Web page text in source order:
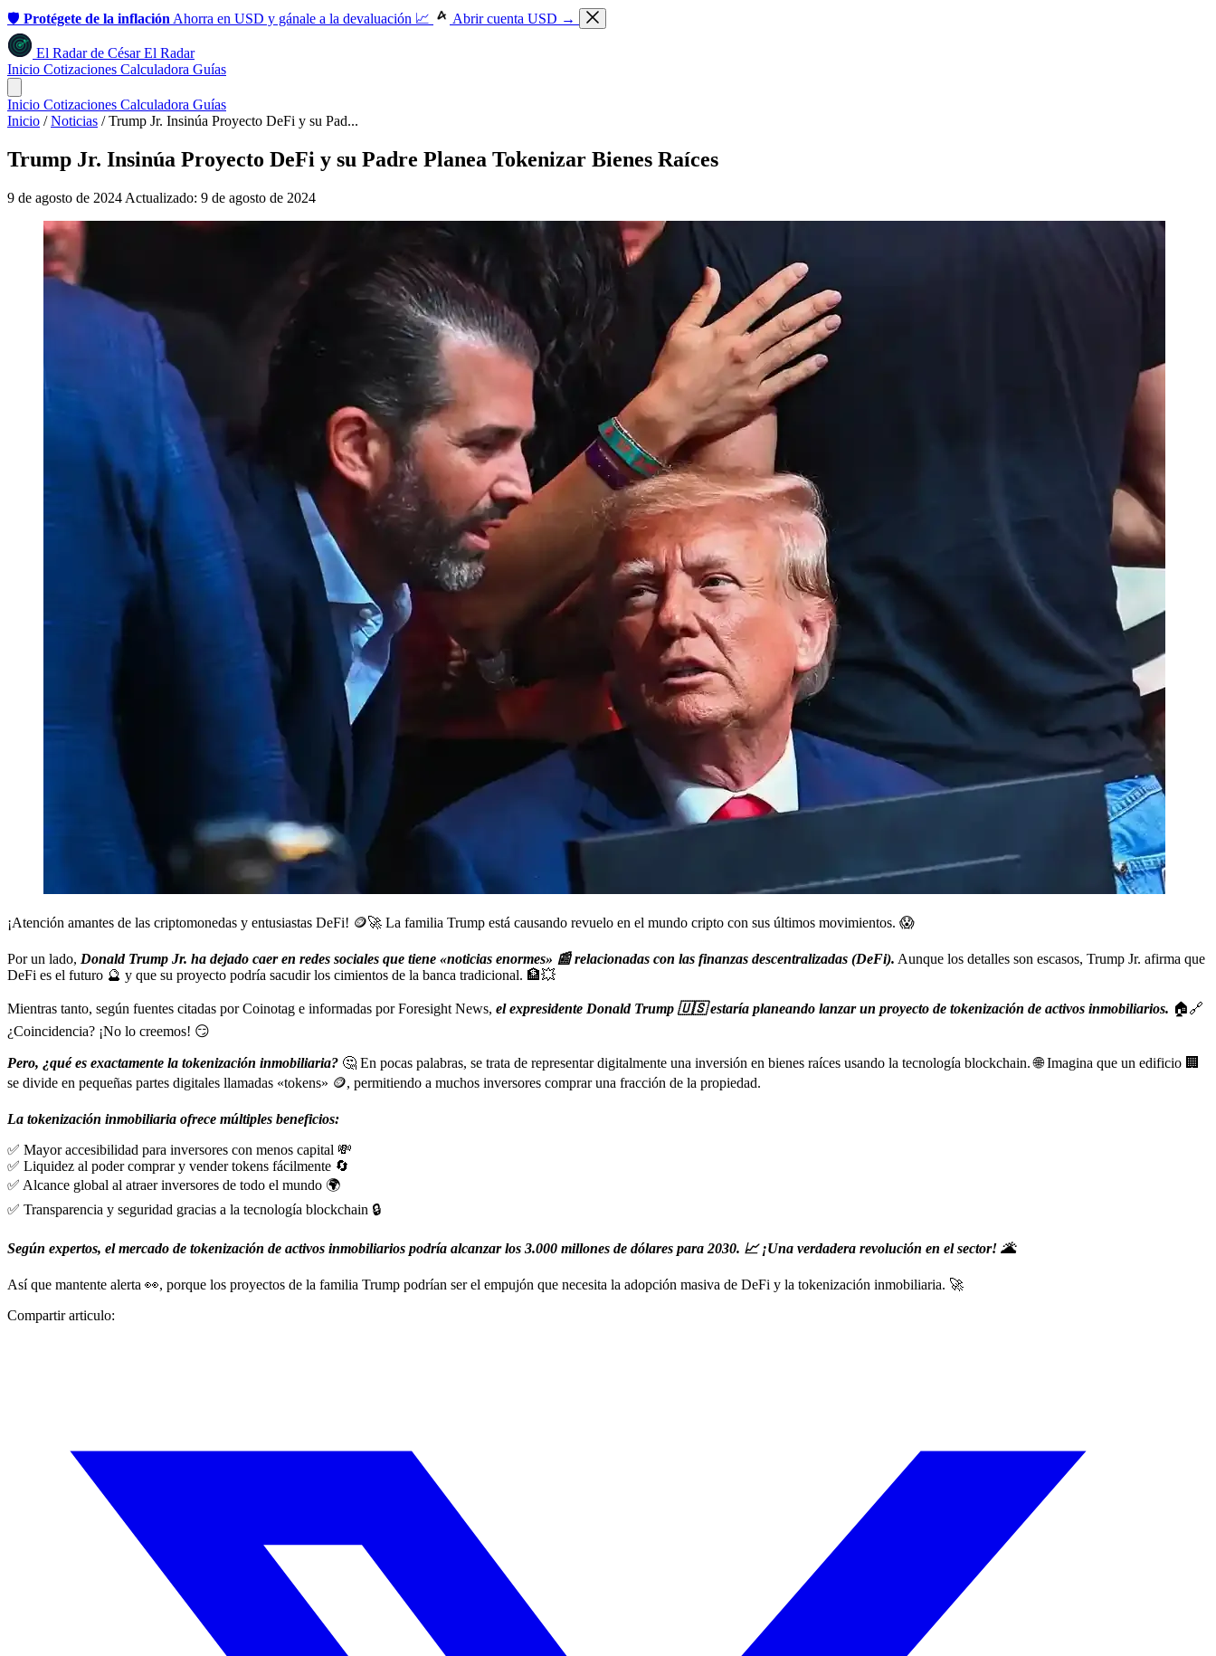
🛡️ Protégete de la inflación Ahorra en USD y gánale a la devaluación 📈 Abrir cuenta USD →
El Radarde César El Radar
Inicio Cotizaciones Calculadora Guías
Inicio Cotizaciones Calculadora Guías
Inicio / Noticias / Trump Jr. Insinúa Proyecto DeFi y su Pad...
Trump Jr. Insinúa Proyecto DeFi y su Padre Planea Tokenizar Bienes Raíces
9 de agosto de 2024 Actualizado: 9 de agosto de 2024
¡Atención amantes de las criptomonedas y entusiastas DeFi! 🪙🚀 La familia Trump está causando revuelo en el mundo cripto con sus últimos movimientos. 😱
Por un lado, Donald Trump Jr. ha dejado caer en redes sociales que tiene «noticias enormes» 📰 relacionadas con las finanzas descentralizadas (DeFi). Aunque los detalles son escasos, Trump Jr. afirma que
DeFi es el futuro 🔮 y que su proyecto podría sacudir los cimientos de la banca tradicional. 🏦💥
Mientras tanto, según fuentes citadas por Coinotag e informadas por Foresight News, el expresidente Donald Trump 🇺🇸 estaría planeando lanzar un proyecto de tokenización de activos inmobiliarios. 🏠🔗
¿Coincidencia? ¡No lo creemos! 😏
Pero, ¿qué es exactamente la tokenización inmobiliaria? 🤔 En pocas palabras, se trata de representar digitalmente una inversión en bienes raíces usando la tecnología blockchain. 🌐 Imagina que un edificio 🏢
se divide en pequeñas partes digitales llamadas «tokens» 🪙, permitiendo a muchos inversores comprar una fracción de la propiedad.
La tokenización inmobiliaria ofrece múltiples beneficios:
✅ Mayor accesibilidad para inversores con menos capital 💸
✅ Liquidez al poder comprar y vender tokens fácilmente 🔄
✅ Alcance global al atraer inversores de todo el mundo 🌍
✅ Transparencia y seguridad gracias a la tecnología blockchain 🔒
Según expertos, el mercado de tokenización de activos inmobiliarios podría alcanzar los 3.000 millones de dólares para 2030. 📈 ¡Una verdadera revolución en el sector! 🌋
Así que mantente alerta 👀, porque los proyectos de la familia Trump podrían ser el empujón que necesita la adopción masiva de DeFi y la tokenización inmobiliaria. 🚀
Compartir articulo: